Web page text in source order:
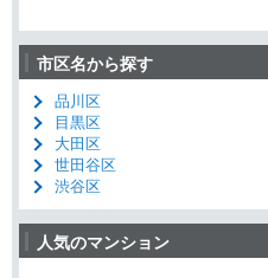
市区名から探す
品川区
目黒区
大田区
世田谷区
渋谷区
人気のマンション